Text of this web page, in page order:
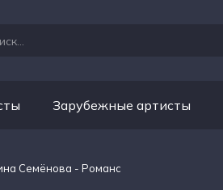
Зарубежные артисты
Семёнова - Романс